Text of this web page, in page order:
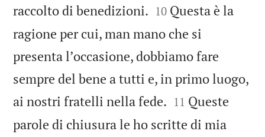
raccolto di benedizioni. 

10 Questa è la
ragione per cui, man mano che si
presenta lʼoccasione, dobbiamo fare
sempre del bene a tutti e, in primo luogo,
ai nostri fratelli nella fede. 

11 Queste
parole di chiusura le ho scritte di mia